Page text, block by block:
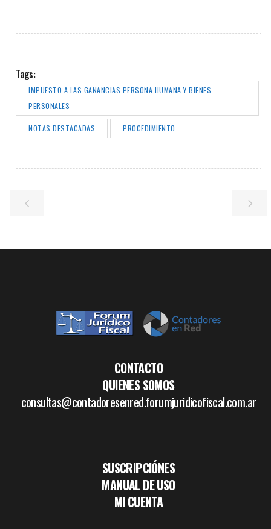
Tags:
IMPUESTO A LAS GANANCIAS PERSONA HUMANA Y BIENES
PERSONALES
NOTAS DESTACADAS PROCEDIMIENTO
CONTACTO
QUIENES SOMOS
consultas@contadoresenred.forumjuridicofiscal.com.ar
SUSCRIPCIÓNES
MANUAL DE USO
MI CUENTA